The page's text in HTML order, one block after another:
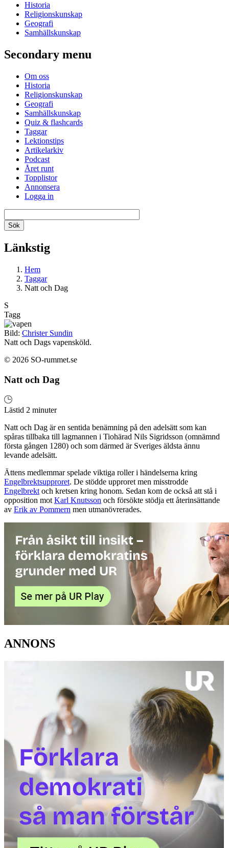
Historia
Religionskunskap
Geografi
Samhällskunskap
Secondary menu
Om oss
Historia
Religionskunskap
Geografi
Samhällskunskap
Quiz & flashcards
Taggar
Lektionstips
Artikelarkiv
Podcast
Året runt
Topplistor
Annonsera
Logga in
Länkstig
Hem
Taggar
Natt och Dag
S
Tagg
Bild: Christer Sundin
Natt och Dags vapensköld.
© 2026 SO-rummet.se
Natt och Dag
Lästid 2 minuter
Natt och Dag är en sentida benämning på den adelsätt som kan
spåras tillbaka till lagmannen i Tiohärad Nils Sigridsson (omnämnd
första gången 1280) och som därmed är Sveriges äldsta ännu
levande adelsätt.
Ättens medlemmar spelade viktiga roller i händelserna kring
Engelbrektsupproret. De stödde upproret men misstrodde
Engelbrekt och kretsen kring honom. Sedan kom de också att stå i
opposition mot Karl Knutsson och försökte stödja ett återinsättande
av Erik av Pommern men utmanövrerades.
ANNONS